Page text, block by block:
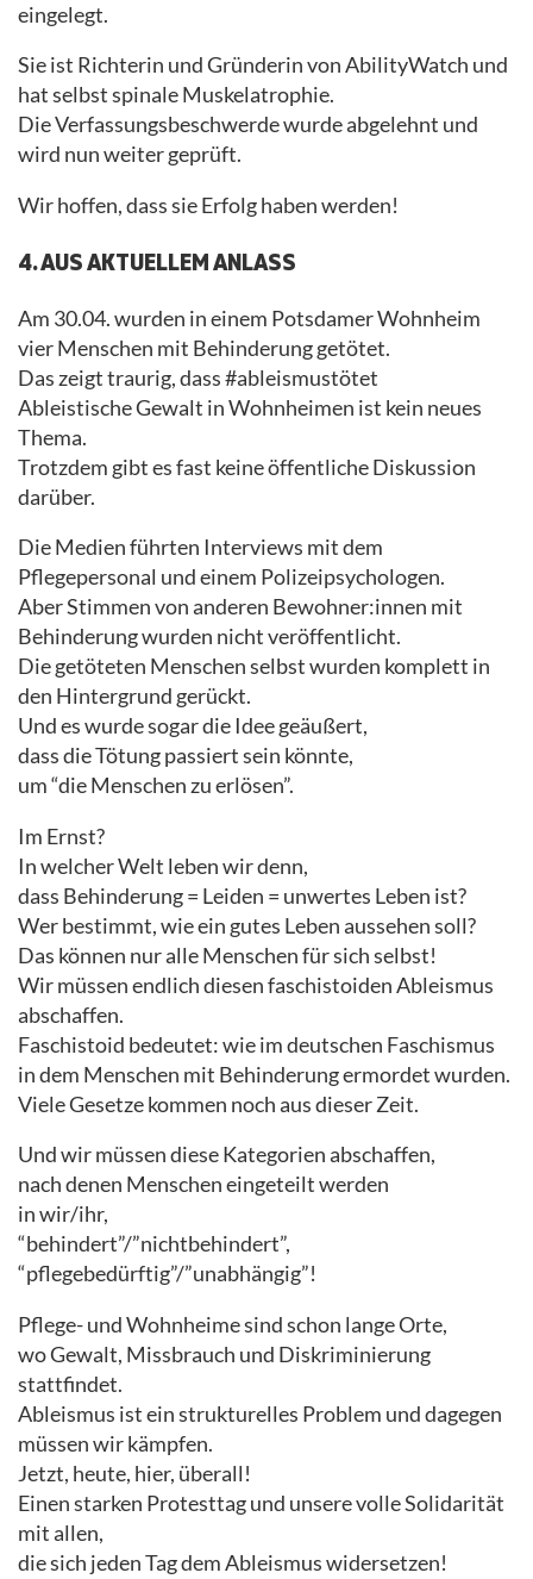
eingelegt.
Sie ist Richterin und Gründerin von AbilityWatch und
hat selbst spinale Muskelatrophie.
Die Verfassungsbeschwerde wurde abgelehnt und
wird nun weiter geprüft.
Wir hoffen, dass sie Erfolg haben werden!
4. AUS AKTUELLEM ANLASS
Am 30.04. wurden in einem Potsdamer Wohnheim
vier Menschen mit Behinderung getötet.
Das zeigt traurig, dass #ableismustötet
Ableistische Gewalt in Wohnheimen ist kein neues
Thema.
Trotzdem gibt es fast keine öffentliche Diskussion
darüber.
Die Medien führten Interviews mit dem
Pflegepersonal und einem Polizeipsychologen.
Aber Stimmen von anderen Bewohner:innen mit
Behinderung wurden nicht veröffentlicht.
Die getöteten Menschen selbst wurden komplett in
den Hintergrund gerückt.
Und es wurde sogar die Idee geäußert,
dass die Tötung passiert sein könnte,
um “die Menschen zu erlösen”.
Im Ernst?
In welcher Welt leben wir denn,
dass Behinderung = Leiden = unwertes Leben ist?
Wer bestimmt, wie ein gutes Leben aussehen soll?
Das können nur alle Menschen für sich selbst!
Wir müssen endlich diesen faschistoiden Ableismus
abschaffen.
Faschistoid bedeutet: wie im deutschen Faschismus
in dem Menschen mit Behinderung ermordet wurden.
Viele Gesetze kommen noch aus dieser Zeit.
Und wir müssen diese Kategorien abschaffen,
nach denen Menschen eingeteilt werden
in wir/ihr,
“behindert”/”nichtbehindert”,
“pflegebedürftig”/”unabhängig”!
Pflege- und Wohnheime sind schon lange Orte,
wo Gewalt, Missbrauch und Diskriminierung
stattfindet.
Ableismus ist ein strukturelles Problem und dagegen
müssen wir kämpfen.
Jetzt, heute, hier, überall!
Einen starken Protesttag und unsere volle Solidarität
mit allen,
die sich jeden Tag dem Ableismus widersetzen!